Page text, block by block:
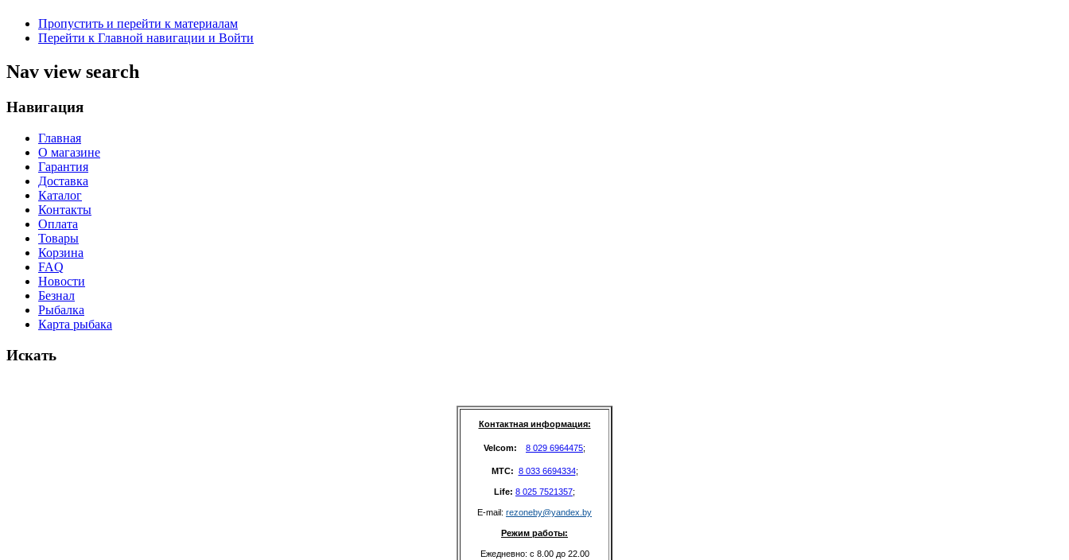
Пропустить и перейти к материалам
Перейти к Главной навигации и Войти
Nav view search
Навигация
Главная
О магазине
Гарантия
Доставка
Каталог
Контакты
Оплата
Товары
Корзина
FAQ
Новости
Безнал
Рыбалка
Карта рыбака
Искать
Контактная информация:
Velcom: 8 029 6964475;
MTC: 8 033 6694334;
Life: 8 025 7521357;
E-mail: rezoneby@yandex.by
Режим работы:
Ежедневно: с 8.00 до 22.00